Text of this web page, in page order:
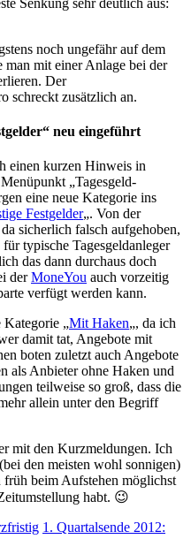
noch ungefähr auf dem
mit einer Anlage bei der
Der
schreckt zusätzlich an.
neu eingeführt
einen kurzen Hinweis in
„Tagesgeld-
eine neue Kategorie ins
Festgelder„. Von der
sicherlich falsch aufgehoben,
typische Tagesgeldanleger
das dann durchaus doch
derMoneYou auch vorzeitig
verfügt werden kann.
Kategorie „Mit Haken„, da ich
damit tat, Angebote mit
boten zuletzt auch Angebote
als Anbieter ohne Haken und
teilweise so groß, dass die
allein unter den Begriff
mit den Kurzmeldungen. Ich
den meisten wohl sonnigen)
früh beim Aufstehen möglichst
habt. 😉
1. Quartalsende 2012: